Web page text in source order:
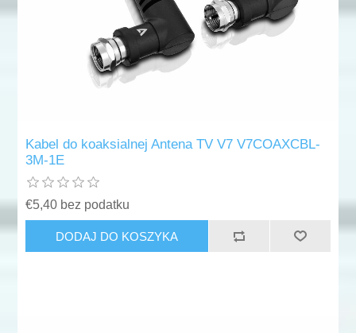
Kabel do koaksialnej Antena TV V7 V7COAXCBL-
3M-1E
€5,40 bez podatku
DODAJ DO KOSZYKA